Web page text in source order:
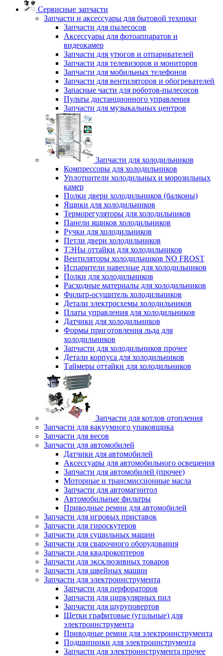
Сервисные запчасти
Запчасти и аксессуары для бытовой техники
Запчасти для пылесосов
Аксессуары для фотоаппаратов и
видеокамер
Запчасти для утюгов и отпаривателей
Запчасти для телевизоров и мониторов
Запчасти для мобильных телефонов
Запчасти для вентиляторов и обогревателей
Запасные части для роботов-пылесосов
Пульты дистанционного управления
Запчасти для музыкальных центров
Запчасти для холодильников
Компрессоры для холодильников
Уплотнители холодильных и морозильных
камер
Полки двери холодильников (балконы)
Ящики для холодильников
Терморегуляторы для холодильников
Панели ящиков холодильников
Ручки для холодильников
Петли двери холодильников
ТЭНы оттайки для холодильников
Вентиляторы холодильников NO FROST
Испарители навесные для холодильников
Полки для холодильников
Расходные материалы для холодильников
Фильтр-осушитель холодильников
Детали электросхемы холодильников
Платы управления для холодильников
Датчики для холодильников
Формы приготовления льда для
холодильников
Запчасти для холодильников прочее
Детали корпуса для холодильников
Таймеры оттайки для холодильников
Запчасти для котлов отопления
Запчасти для вакуумного упаковщика
Запчасти для весов
Запчасти для автомобилей
Датчики для автомобилей
Аксессуары для автомобильного освещения
Запчасти для автомобилей (прочее)
Моторные и трансмиссионные масла
Запчасти для автомагнитол
Автомобильные фильтры
Приводные ремни для автомобилей
Запчасти для игровых приставок
Запчасти для гироскутеров
Запчасти для сушильных машин
Запчасти для сварочного оборудования
Запчасти для квадрокоптеров
Запчасти для эксклюзивных товаров
Запчасти для швейных машин
Запчасти для электроинструмента
Запчасти для перфораторов
Запчасти для циркулярных пил
Запчасти для шуруповертов
Щетки графитовые (угольные) для
электроинструмента
Приводные ремни для электроинструмента
Подшипники для электроинструмента
Запчасти для электроинструмента прочее